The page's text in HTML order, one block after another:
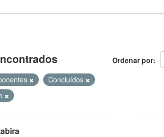
Ordenar por
Concluídos